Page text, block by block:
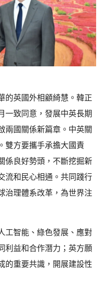
的英國外相顧綺慧。韓正
一致同意，發展中英長期
兩國關係新篇章。中英關
雙方要攜手承擔大國責
係良好勢頭，不斷挖掘新
流和民心相通。共同踐行
治理體系改革，為世界注
工智能、綠色發展、應對
利益和合作潛力；英方願
的重要共識，開展建設性